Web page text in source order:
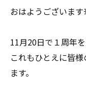
おはようございま
11月20日で１周年
これもひとえに皆
ます。